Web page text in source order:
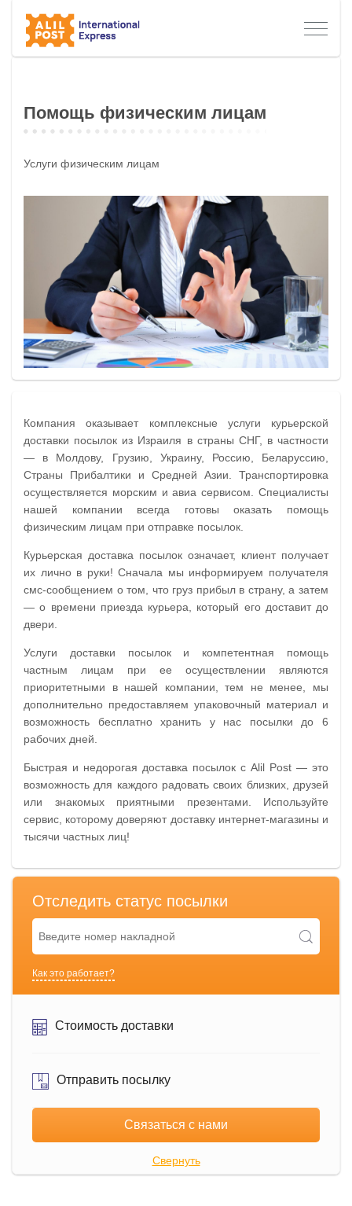
Помощь физическим лицам
Услуги физическим лицам
Компания оказывает комплексные услуги курьерской
доставки посылок из Израиля в страны СНГ, в частности
— в Молдову, Грузию, Украину, Россию, Беларуссию,
Страны Прибалтики и Средней Азии. Транспортировка
осуществляется морским и авиа сервисом. Специалисты
нашей компании всегда готовы оказать помощь
физическим лицам при отправке посылок.
Курьерская доставка посылок означает, клиент получает
их лично в руки! Сначала мы информируем получателя
смс-сообщением о том, что груз прибыл в страну, а затем
— о времени приезда курьера, который его доставит до
двери.
Услуги доставки посылок и компетентная помощь
частным лицам при ее осуществлении являются
приоритетными в нашей компании, тем не менее, мы
дополнительно предоставляем упаковочный материал и
возможность бесплатно хранить у нас посылки до 6
рабочих дней.
Быстрая и недорогая доставка посылок с Alil Post — это
возможность для каждого радовать своих близких, друзей
или знакомых приятными презентами. Используйте
сервис, которому доверяют доставку интернет-магазины и
тысячи частных лиц!
Свернуть
Отследить статус посылки
Как это работает?
Стоимость доставки
Отправить посылку
Связаться с нами